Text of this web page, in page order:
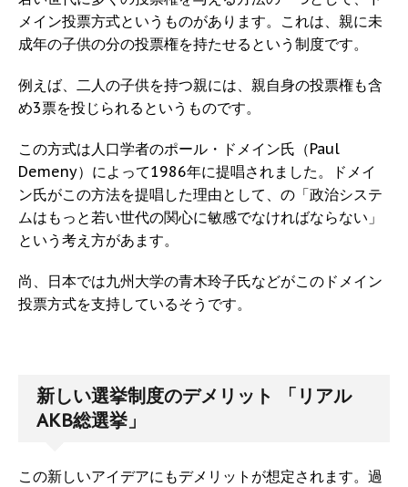
メイン投票方式というものがあります。これは、親に未
成年の子供の分の投票権を持たせるという制度です。
例えば、二人の子供を持つ親には、親自身の投票権も含
め3票を投じられるというものです。
この方式は人口学者のポール・ドメイン氏（Paul
Demeny）によって1986年に提唱されました。ドメイ
ン氏がこの方法を提唱した理由として、の「政治システ
ムはもっと若い世代の関心に敏感でなければならない」
という考え方があます。
尚、日本では九州大学の青木玲子氏などがこのドメイン
投票方式を支持しているそうです。
新しい選挙制度のデメリット 「リアル
AKB総選挙」
この新しいアイデアにもデメリットが想定されます。過